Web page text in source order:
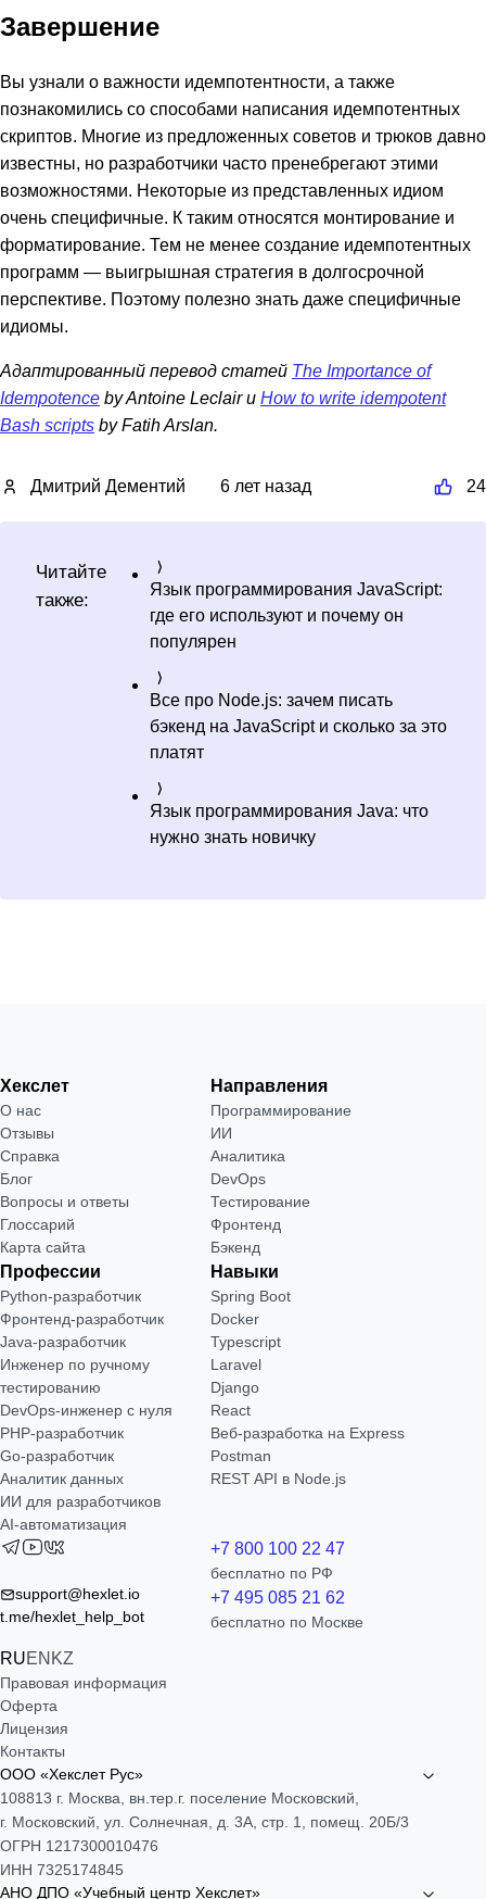
Завершение
Вы узнали о важности идемпотентности, а также
познакомились со способами написания идемпотентных
скриптов. Многие из предложенных советов и трюков давно
известны, но разработчики часто пренебрегают этими
возможностями. Некоторые из представленных идиом
очень специфичные. К таким относятся монтирование и
форматирование. Тем не менее создание идемпотентных
программ — выигрышная стратегия в долгосрочной
перспективе. Поэтому полезно знать даже специфичные
идиомы.
Адаптированный перевод статей The Importance of
Idempotence by Antoine Leclair и How to write idempotent
Bash scripts by Fatih Arslan.
Дмитрий Дементий 6 лет назад 24
Читайте
также:
Язык программирования JavaScript:
где его используют и почему он
популярен
Все про Node.js: зачем писать
бэкенд на JavaScript и сколько за это
платят
Язык программирования Java: что
нужно знать новичку
Хекслет
О нас
Отзывы
Справка
Блог
Вопросы и ответы
Глоссарий
Карта сайта
Направления
Программирование
ИИ
Аналитика
DevOps
Тестирование
Фронтенд
Бэкенд
Профессии
Python-разработчик
Фронтенд-разработчик
Java-разработчик
Инженер по ручному
тестированию
DevOps-инженер с нуля
РНР-разработчик
Go-разработчик
Аналитик данных
ИИ для разработчиков
AI-автоматизация
Навыки
Spring Boot
Docker
Typescript
Laravel
Django
React
Веб-разработка на Express
Postman
REST API в Node.js
support@hexlet.io
t.me/hexlet_help_bot
RUEN KZ
+7 800 100 22 47
бесплатно по РФ
+7 495 085 21 62
бесплатно по Москве
Правовая информация
Оферта
Лицензия
Контакты
ООО «Хекслет Рус»
108813 г. Москва, вн.тер.г. поселение Московский,
г. Московский, ул. Солнечная, д. 3А, стр. 1, помещ. 20Б/3
ОГРН 1217300010476
ИНН 7325174845
АНО ДПО «Учебный центр Хекслет»